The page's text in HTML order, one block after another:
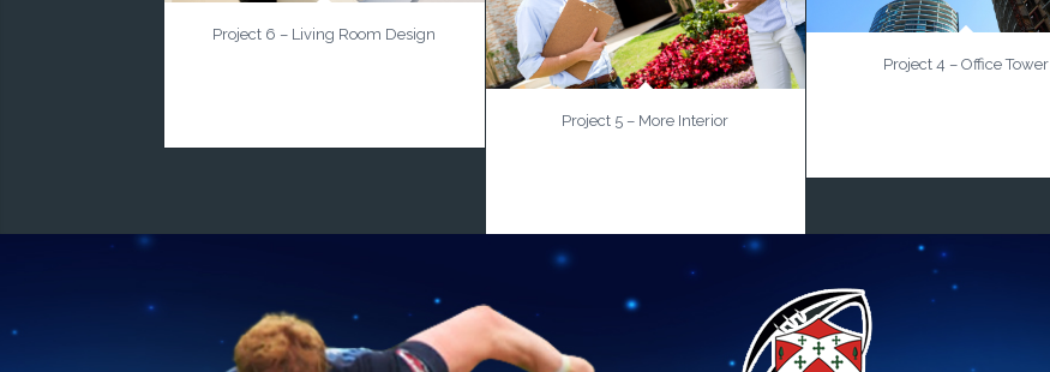
Project 6 – Living Room Design
Project 5 – More Interior
Project 4 – Office Tower